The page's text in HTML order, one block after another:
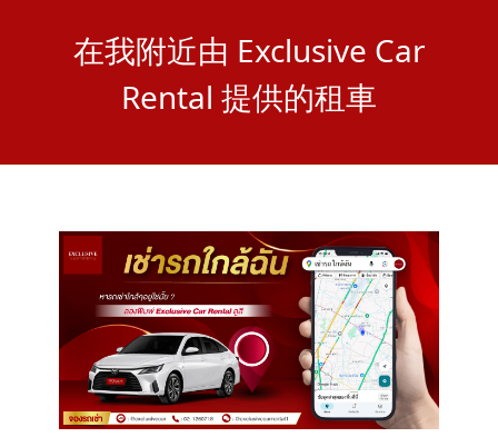
在我附近由 Exclusive Car
Rental 提供的租車